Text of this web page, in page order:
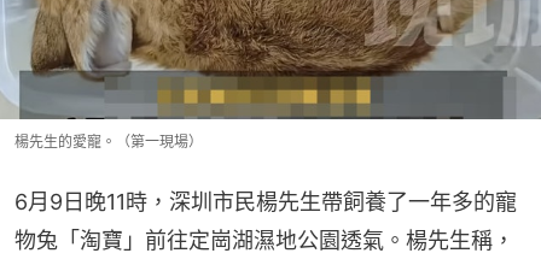
楊先生的愛寵。（第一現場）
6月9日晚11時，深圳市民楊先生帶飼養了一年多的寵
物兔「淘寶」前往定崗湖濕地公園透氣。楊先生稱，